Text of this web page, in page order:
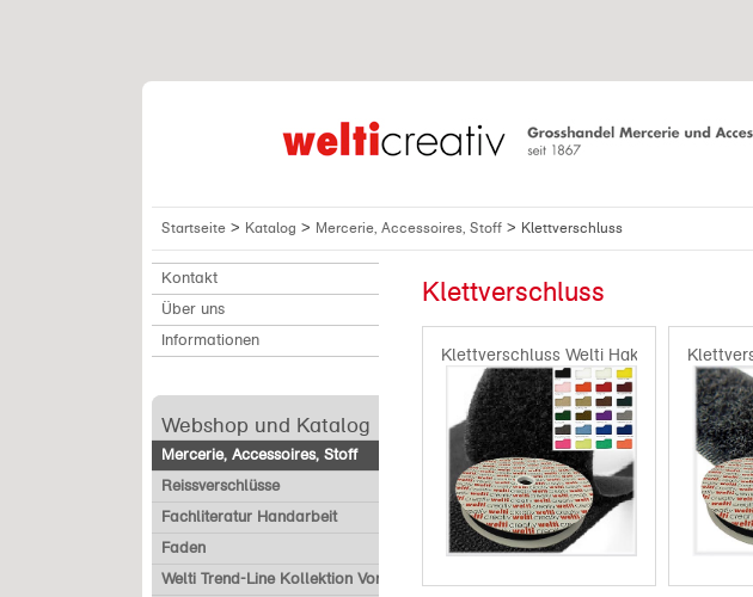
Startseite > Katalog > Mercerie, Accessoires, Stoff > Klettverschluss
Kontakt
Über uns
Informationen
Webshop und Katalog
Mercerie, Accessoires, Stoff
Reissverschlüsse
Fachliteratur Handarbeit
Faden
Welti Trend-Line Kollektion Vorverkauf
Klettverschluss
Klettverschluss Welti Haken + Flausch